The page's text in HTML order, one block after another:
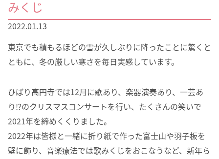
個人情報保護方針
みくじ
2022.01.13
東京でも積もるほどの雪が久しぶりに降ったことに驚くと
ともに、冬の厳しい寒さを毎日実感しています。
ひばり高円寺では12月に歌あり、楽器演奏あり、一芸あ
り⁉のクリスマスコンサートを行い、たくさんの笑いで
2021年を締めくくりました。
2022年は皆様と一緒に折り紙で作った富士山や羽子板を
壁に飾り、音楽療法では歌みくじをおこなうなど、新年ら